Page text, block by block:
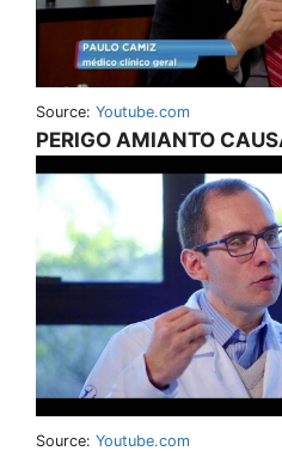
Source: Youtube.com
PERIGO AMIANTO
Source: Youtube.com